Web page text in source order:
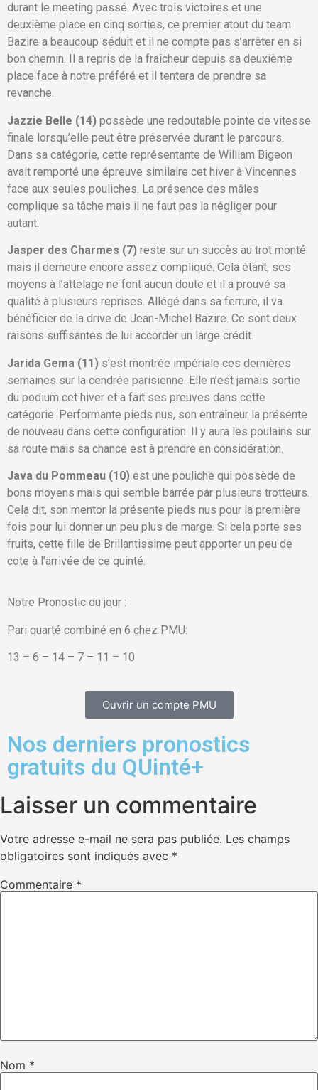
durant le meeting passé. Avec trois victoires et une
deuxième place en cinq sorties, ce premier atout du team
Bazire a beaucoup séduit et il ne compte pas s’arrêter en si
bon chemin. Il a repris de la fraîcheur depuis sa deuxième
place face à notre préféré et il tentera de prendre sa
revanche.
Jazzie Belle (14) possède une redoutable pointe de vitesse
finale lorsqu’elle peut être préservée durant le parcours.
Dans sa catégorie, cette représentante de William Bigeon
avait remporté une épreuve similaire cet hiver à Vincennes
face aux seules pouliches. La présence des mâles
complique sa tâche mais il ne faut pas la négliger pour
autant.
Jasper des Charmes (7) reste sur un succès au trot monté
mais il demeure encore assez compliqué. Cela étant, ses
moyens à l’attelage ne font aucun doute et il a prouvé sa
qualité à plusieurs reprises. Allégé dans sa ferrure, il va
bénéficier de la drive de Jean-Michel Bazire. Ce sont deux
raisons suffisantes de lui accorder un large crédit.
Jarida Gema (11) s’est montrée impériale ces dernières
semaines sur la cendrée parisienne. Elle n’est jamais sortie
du podium cet hiver et a fait ses preuves dans cette
catégorie. Performante pieds nus, son entraîneur la présente
de nouveau dans cette configuration. Il y aura les poulains sur
sa route mais sa chance est à prendre en considération.
Java du Pommeau (10) est une pouliche qui possède de
bons moyens mais qui semble barrée par plusieurs trotteurs.
Cela dit, son mentor la présente pieds nus pour la première
fois pour lui donner un peu plus de marge. Si cela porte ses
fruits, cette fille de Brillantissime peut apporter un peu de
cote à l’arrivée de ce quinté.
Notre Pronostic du jour :
Pari quarté combiné en 6 chez PMU:
13 – 6 – 14 – 7 – 11 – 10
Ouvrir un compte PMU
Nos derniers pronostics
gratuits du QUinté+
Laisser un commentaire
Votre adresse e-mail ne sera pas publiée. Les champs
obligatoires sont indiqués avec *
Commentaire *
Nom *